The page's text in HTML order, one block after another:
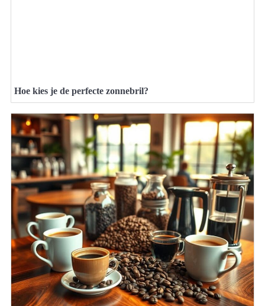
Hoe kies je de perfecte zonnebril?